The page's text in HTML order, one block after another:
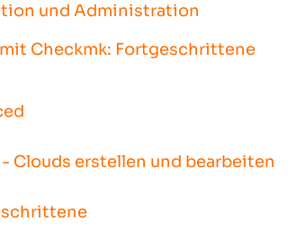
und Administration
Checkmk: Fortgeschrittene
- Clouds erstellen und bearbeiten